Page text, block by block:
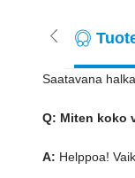
Saatavana
Q: Miten koko
A: Helppoa!